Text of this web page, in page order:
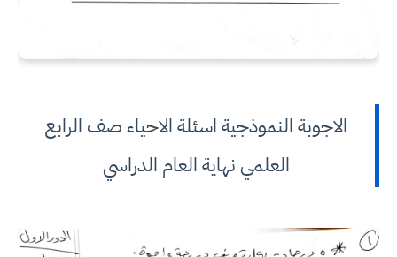
الاجوبة النموذجية اسئلة الاحياء صف الرابع
العلمي نهاية العام الدراسي